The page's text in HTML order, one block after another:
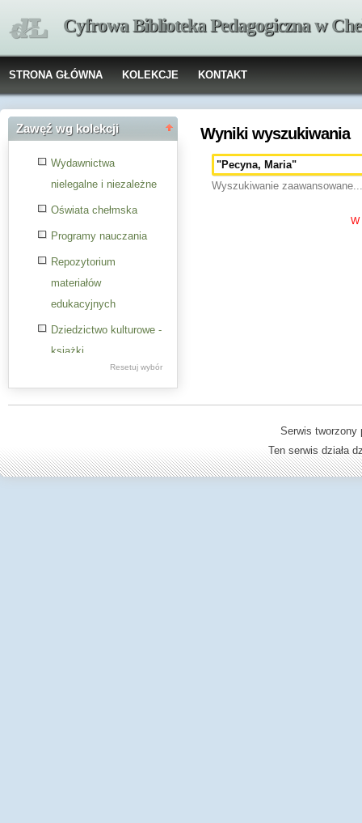
Cyfrowa Biblioteka Pedagogiczna w
STRONA GŁÓWNA KOLEKCJE KONTAKT
Zawęź wg kolekcji
Wydawnictwa
nielegalne i niezależne
Oświata chełmska
Programy nauczania
Repozytorium
materiałów
edukacyjnych
Dziedzictwo kulturowe -
książki
Resetuj wybór
Wyniki wyszukiwania
Wyszukiwanie zaawansowane...
W
Serwis
Ten serwis działa